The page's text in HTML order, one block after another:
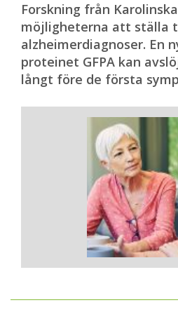
Forskning från
möjligheterna att ställa
alzheimerdiagnoser. En
proteinet GFPA kan
långt före de första